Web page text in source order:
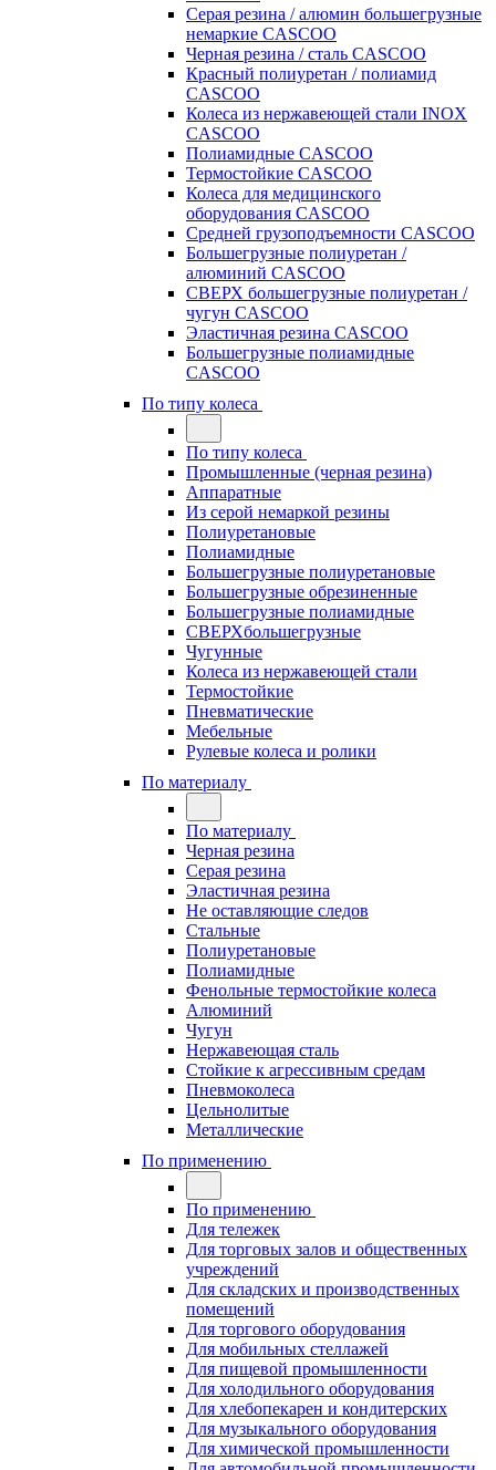
Серая резина / алюмин большегрузные
немаркие CASCOO
Черная резина / сталь CASCOO
Красный полиуретан / полиамид
CASCOO
Колеса из нержавеющей стали INOX
CASCOO
Полиамидные CASCOO
Термостойкие CASCOO
Колеса для медицинского
оборудования CASCOO
Средней грузоподъемности CASCOO
Большегрузные полиуретан /
алюминий CASCOO
СВЕРХ большегрузные полиуретан /
чугун CASCOO
Эластичная резина CASCOO
Большегрузные полиамидные
CASCOO
По типу колеса
По типу колеса
Промышленные (черная резина)
Аппаратные
Из серой немаркой резины
Полиуретановые
Полиамидные
Большегрузные полиуретановые
Большегрузные обрезиненные
Большегрузные полиамидные
СВЕРХбольшегрузные
Чугунные
Колеса из нержавеющей стали
Термостойкие
Пневматические
Мебельные
Рулевые колеса и ролики
По материалу
По материалу
Черная резина
Серая резина
Эластичная резина
Не оставляющие следов
Стальные
Полиуретановые
Полиамидные
Фенольные термостойкие колеса
Алюминий
Чугун
Нержавеющая сталь
Стойкие к агрессивным средам
Пневмоколеса
Цельнолитые
Металлические
По применению
По применению
Для тележек
Для торговых залов и общественных
учреждений
Для складских и производственных
помещений
Для торгового оборудования
Для мобильных стеллажей
Для пищевой промышленности
Для холодильного оборудования
Для хлебопекарен и кондитерских
Для музыкального оборудования
Для химической промышленности